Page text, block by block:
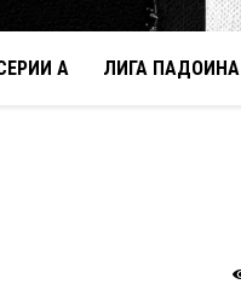
А ЛИГА ПАДОИНА